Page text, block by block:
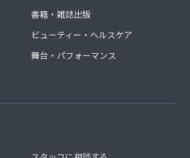
書籍・雑誌出版
ビューティー・ヘルスケア
舞台・パフォーマンス